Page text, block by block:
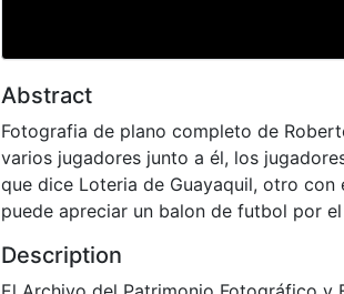
Abstract
Fotografia de plano completo de
varios jugadores junto a él, los
que dice Loteria de Guayaquil, otro
puede apreciar un balon de futbol por el
Description